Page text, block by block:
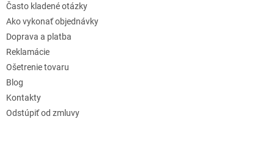
Často kladené otázky
Ako vykonať objednávky
Doprava a platba
Reklamácie
Ošetrenie tovaru
Blog
Kontakty
Odstúpiť od zmluvy